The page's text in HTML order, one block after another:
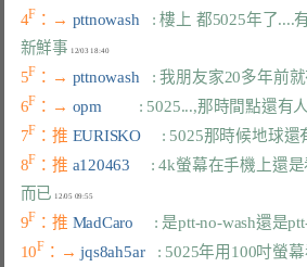
4F ：→ pttnowash : 樓上 都5025年了....
新鮮事
12/03 18:40
5F ：→ pttnowash : 我朋友家20多年前
6F ：→ opm : 5025...,那時間點還有
7F ：推 EURISKO : 5025那時候地球還
8F ：推 a120463 : 4k螢幕在手機上還
而已
12/05 09:55
9F ：推 MadCaro : 是ptt-no-wash還是
10F ：→ jqs8ah5ar : 5025年用100吋螢